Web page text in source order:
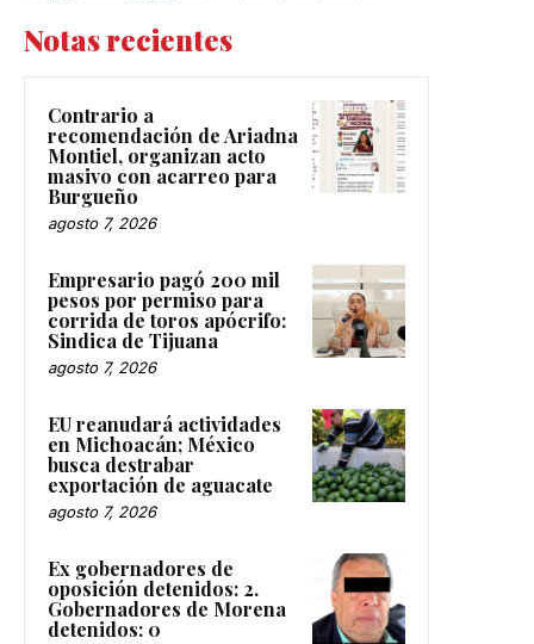
Notas recientes
Contrario a
recomendación de Ariadna
Montiel, organizan acto
masivo con acarreo para
Burgueño
agosto 7, 2026
Empresario pagó 200 mil
pesos por permiso para
corrida de toros apócrifo:
Sindica de Tijuana
agosto 7, 2026
EU reanudará actividades
en Michoacán; México
busca destrabar
exportación de aguacate
agosto 7, 2026
Ex gobernadores de
oposición detenidos: 2.
Gobernadores de Morena
detenidos: 0